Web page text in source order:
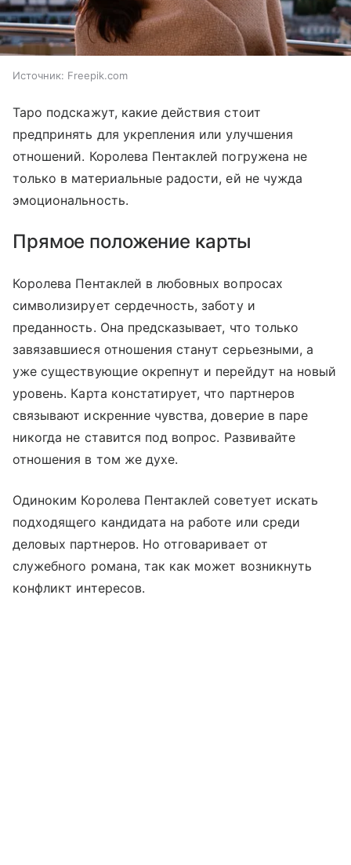
Источник: Freepik.com
Таро подскажут, какие действия стоит
предпринять для укрепления или улучшения
отношений. Королева Пентаклей погружена не
только в материальные радости, ей не чужда
эмоциональность.
Прямое положение карты
Королева Пентаклей в любовных вопросах
символизирует сердечность, заботу и
преданность. Она предсказывает, что только
завязавшиеся отношения станут серьезными, а
уже существующие окрепнут и перейдут на новый
уровень. Карта констатирует, что партнеров
связывают искренние чувства, доверие в паре
никогда не ставится под вопрос. Развивайте
отношения в том же духе.
Одиноким Королева Пентаклей советует искать
подходящего кандидата на работе или среди
деловых партнеров. Но отговаривает от
служебного романа, так как может возникнуть
конфликт интересов.